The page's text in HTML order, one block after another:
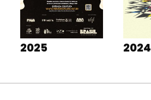
2025 2024